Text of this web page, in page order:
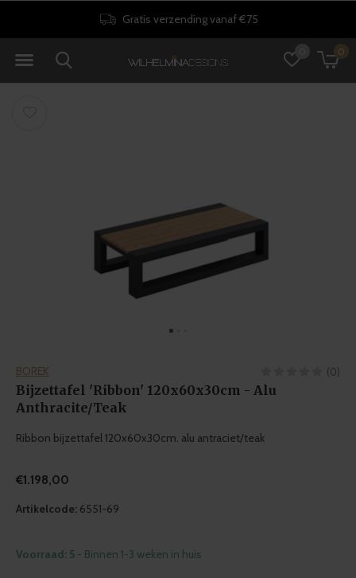
0
30 dagen retourrecht
BOREK (0)
Bijzettafel 'Ribbon' 120x60x30cm - Alu
Anthracite/Teak
Ribbon bijzettafel 120x60x30cm. alu antraciet/teak
€1.198,00
Artikelcode: 6551-69
Voorraad: 5 - Binnen 1-3 weken in huis